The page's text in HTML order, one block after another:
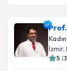
takvim
E-posta
İzmir,
5 (3